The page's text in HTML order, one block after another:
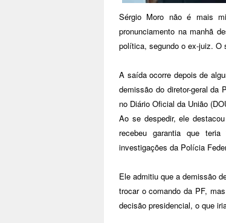
Sérgio Moro não é mais
pronunciamento na manhã
política, segundo o ex-juiz. O
A saída ocorre depois de
demissão do diretor-geral da
no Diário Oficial da União
Ao se despedir, ele
recebeu garantia que
investigações da Polícia
Ele admitiu que a demissão
trocar o comando da PF,
decisão presidencial, o que